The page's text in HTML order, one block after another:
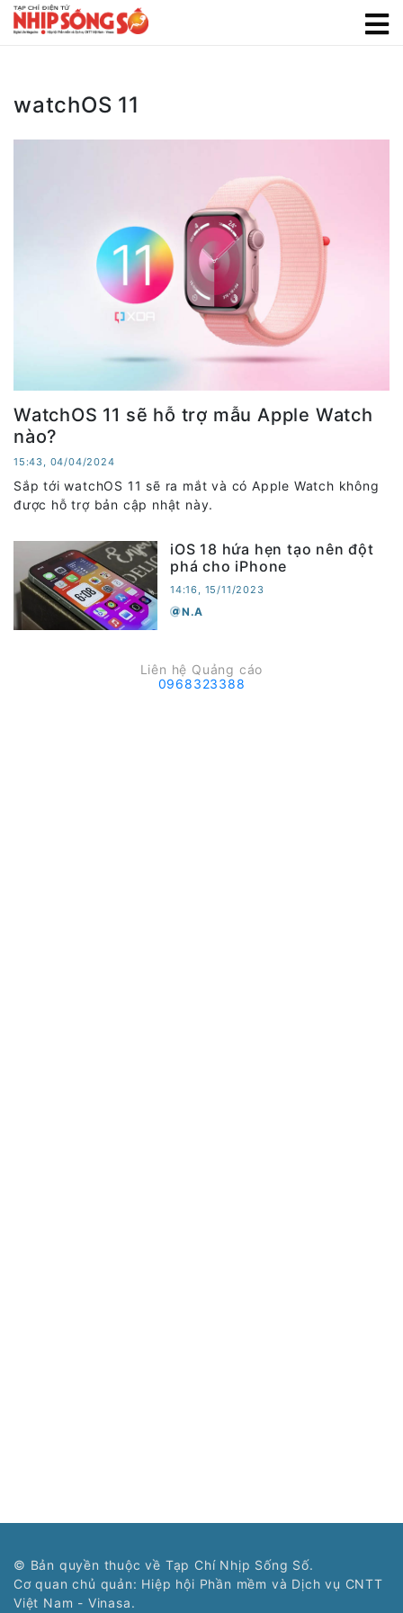
watchOS 11
WatchOS 11 sẽ hỗ trợ mẫu Apple Watch
nào?
15:43, 04/04/2024
Sắp tới watchOS 11 sẽ ra mắt và có Apple Watch không
được hỗ trợ bản cập nhật này.
iOS 18 hứa hẹn tạo nên đột
phá cho iPhone
14:16, 15/11/2023
N.A
Liên hệ Quảng cáo
0968323388
© Bản quyền thuộc về Tạp Chí Nhịp Sống Số.
Cơ quan chủ quản: Hiệp hội Phần mềm và Dịch vụ CNTT
Việt Nam - Vinasa.